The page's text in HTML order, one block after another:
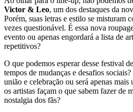
Victor & Leo, um dos destaques da
Porém, suas letras e estilo se misturam
vezes questionável. É essa nova
evento ou apenas engordará a lista de
repetitivos?
O que podemos esperar desse festival de
tempos de mudanças e desafios
união e celebração ou será apenas
os artistas façam o que sabem fazer de
nostalgia dos fãs?